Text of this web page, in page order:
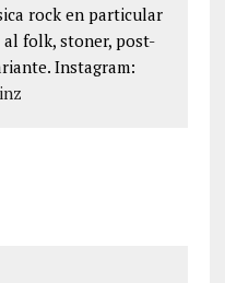
rock en particular
al folk, stoner, post-
Instagram: